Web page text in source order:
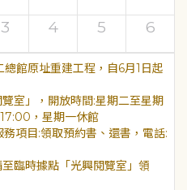
3 4 5 6
館原址重建工程，自6月1日起
室」，開放時間:星期二至星期
，星期一休館
項目:領取預約書、還書，電話:
臨時據點「光興閱覽室」領